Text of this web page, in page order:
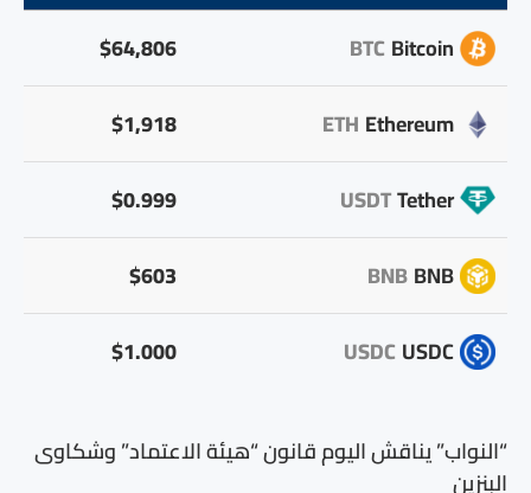
Bitcoin
BTC
$64,806
Ethereum
ETH
$1,918
Tether
USDT
$0.999
BNB
BNB
$603
USDC
USDC
$1.000
“النواب” يناقش اليوم قانون “هيئة الاعتماد” وشكاوى
البنزين